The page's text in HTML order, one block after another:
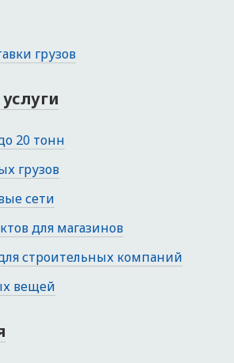
грузов
20 тонн
грузов
сети
для магазинов
строительных компаний
вещей